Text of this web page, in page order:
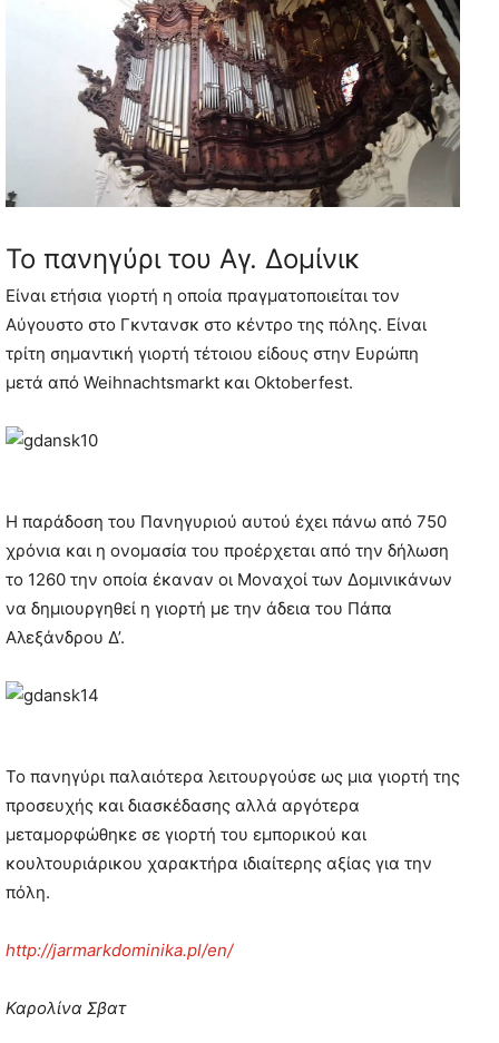
Το πανηγύρι του Αγ. Δομίνικ
Είναι ετήσια γιορτή η οποία πραγματοποιείται τον
Αύγουστο στο Γκντανσκ στο κέντρο της πόλης. Είναι
τρίτη σημαντική γιορτή τέτοιου είδους στην Ευρώπη
μετά από Weihnachtsmarkt και Oktoberfest.
Η παράδοση του Πανηγυριού αυτού έχει πάνω από 750
χρόνια και η ονομασία του προέρχεται από την δήλωση
το 1260 την οποία έκαναν οι Μοναχοί των Δομινικάνων
να δημιουργηθεί η γιορτή με την άδεια του Πάπα
Αλεξάνδρου Δ’.
Το πανηγύρι παλαιότερα λειτουργούσε ως μια γιορτή της
προσευχής και διασκέδασης αλλά αργότερα
μεταμορφώθηκε σε γιορτή του εμπορικού και
κουλτουριάρικου χαρακτήρα ιδιαίτερης αξίας για την
πόλη.
http://jarmarkdominika.pl/en/
Καρολίνα Σβατ